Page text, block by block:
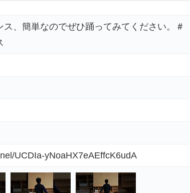
、簡単なのでぜひ踊ってみてください。＃
UCDIa-yNoaHX7eAEffcK6udA